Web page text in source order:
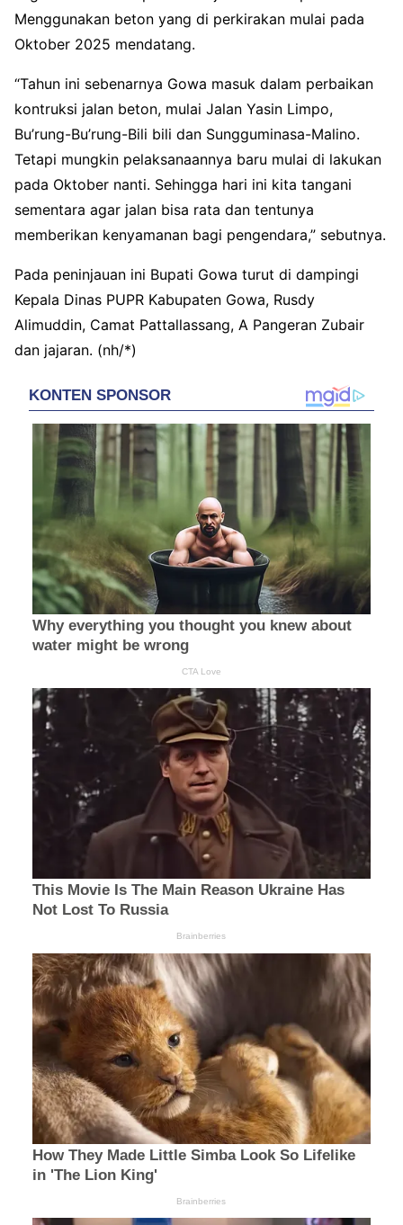
Menggunakan beton yang di perkirakan mulai pada
Oktober 2025 mendatang.
“Tahun ini sebenarnya Gowa masuk dalam perbaikan
kontruksi jalan beton, mulai Jalan Yasin Limpo,
Bu’rung-Bu’rung-Bili bili dan Sungguminasa-Malino.
Tetapi mungkin pelaksanaannya baru mulai di lakukan
pada Oktober nanti. Sehingga hari ini kita tangani
sementara agar jalan bisa rata dan tentunya
memberikan kenyamanan bagi pengendara,” sebutnya.
Pada peninjauan ini Bupati Gowa turut di dampingi
Kepala Dinas PUPR Kabupaten Gowa, Rusdy
Alimuddin, Camat Pattallassang, A Pangeran Zubair
dan jajaran. (nh/*)